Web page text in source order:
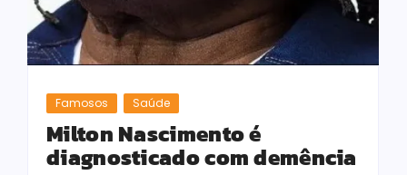
Famosos Saúde
Milton Nascimento é
diagnosticado com demência